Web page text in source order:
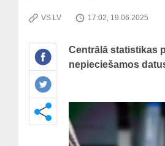
VS.LV 17:02, 19.06.2025
Centrālā statistikas
nepieciešamos